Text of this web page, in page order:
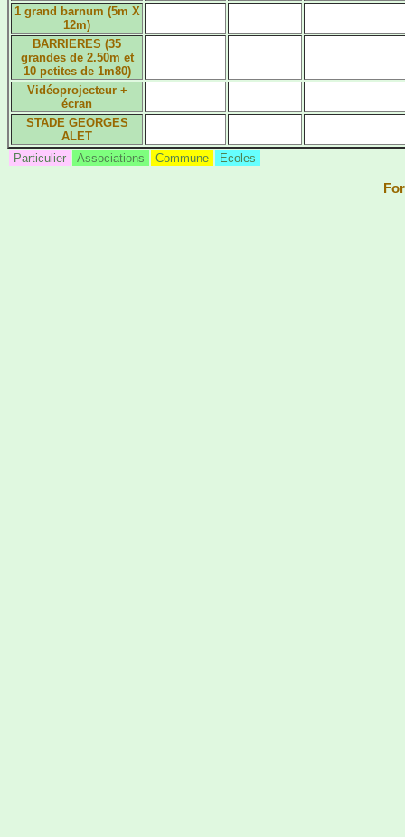
1 grand barnum (5m X
12m)
BARRIERES (35
grandes de 2.50m et
10 petites de 1m80)
Vidéoprojecteur +
écran
STADE GEORGES
ALET
Particulier
Associations Commune Ecoles